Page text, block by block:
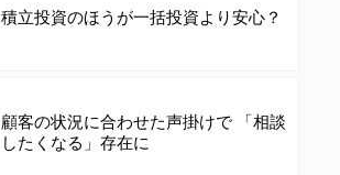
積立投資のほうが一括投資より安心？
顧客の状況に合わせた声掛けで 「相談
したくなる」存在に